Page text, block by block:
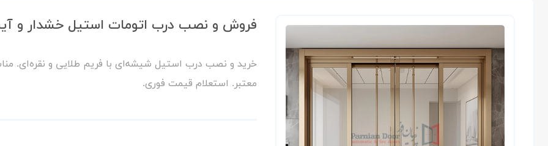
فروش و نصب درب اتومات استیل خشدار و
خرید و نصب درب استیل شیشه‌ای با فریم طلایی و نقره‌ای.
معتبر. استعلام قیمت فوری.